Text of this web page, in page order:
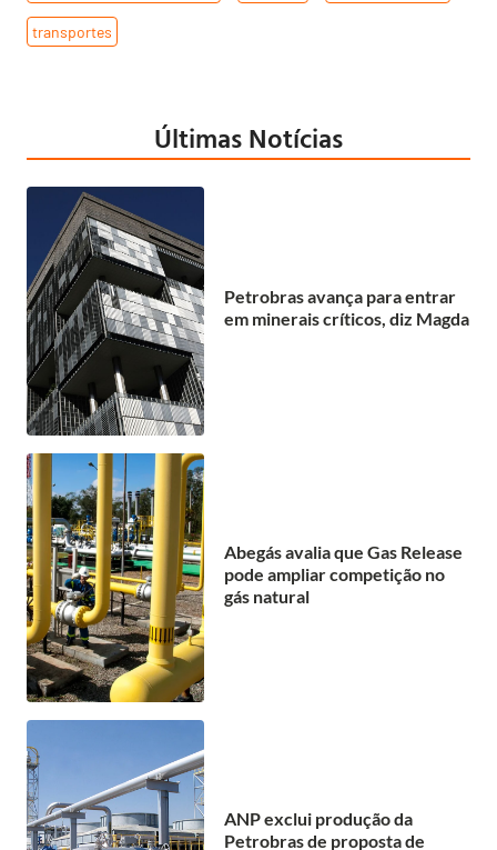
transportes
Últimas Notícias
Petrobras avança para entrar
em minerais críticos, diz Magda
Abegás avalia que Gas Release
pode ampliar competição no
gás natural
ANP exclui produção da
Petrobras de proposta de